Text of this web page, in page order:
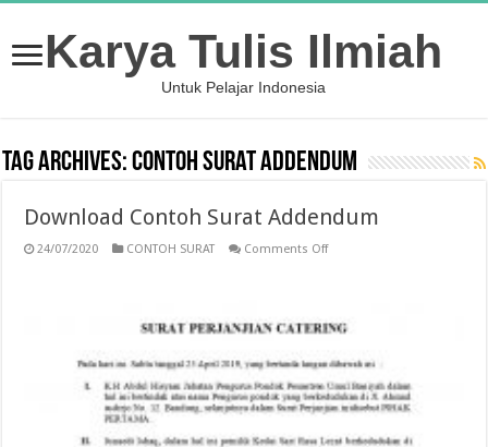
Karya Tulis Ilmiah
Untuk Pelajar Indonesia
Tag Archives:contoh surat addendum
Download Contoh Surat Addendum
24/07/2020 CONTOH SURAT Comments Offon